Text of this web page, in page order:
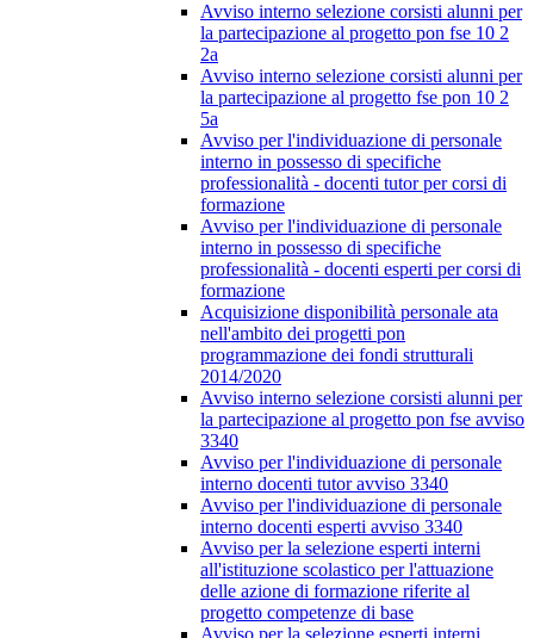
Avviso interno selezione corsisti alunni per
la partecipazione al progetto pon fse 10 2
2a
Avviso interno selezione corsisti alunni per
la partecipazione al progetto fse pon 10 2
5a
Avviso per l'individuazione di personale
interno in possesso di specifiche
professionalità - docenti tutor per corsi di
formazione
Avviso per l'individuazione di personale
interno in possesso di specifiche
professionalità - docenti esperti per corsi di
formazione
Acquisizione disponibilità personale ata
nell'ambito dei progetti pon
programmazione dei fondi strutturali
2014/2020
Avviso interno selezione corsisti alunni per
la partecipazione al progetto pon fse avviso
3340
Avviso per l'individuazione di personale
interno docenti tutor avviso 3340
Avviso per l'individuazione di personale
interno docenti esperti avviso 3340
Avviso per la selezione esperti interni
all'istituzione scolastico per l'attuazione
delle azione di formazione riferite al
progetto competenze di base